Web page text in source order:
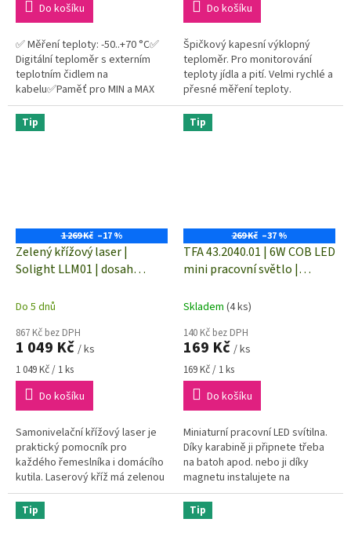
Do košíku
✅ Měření teploty: -50..+70 °C✅
Digitální teploměr s externím
teplotním čidlem na
kabelu✅Paměť pro MIN a MAX
teploty
Do košíku
Špičkový kapesní výklopný
teploměr. Pro monitorování
teploty jídla a pití. Velmi rychlé a
přesné měření teploty.
Senzorické tlačítko. Auto-
rotující displej. Anitmikrobiální...
Tip
1 269 Kč –17 %
Zelený křížový laser |
Solight LLM01 | dosah
samonivelace
Do 5 dnů
867 Kč bez DPH
1 049 Kč / ks
Měrná
cena:
1 049 Kč / 1 ks
Do košíku
Samonivelační křížový laser je
praktický pomocník pro
každého řemeslníka i domácího
kutila. Laserový kříž má zelenou
barvu. Samonivelace. Možnost
individuálního náklonu.
Tip
269 Kč –37 %
TFA 43.2040.01 | 6W COB LED
mini pracovní světlo |
otvírák | magnet
Skladem (4 ks)
140 Kč bez DPH
169 Kč / ks
Měrná
cena:
169 Kč / 1 ks
Do košíku
Miniaturní pracovní LED svítilna.
Díky karabině ji připnete třeba
na batoh apod. nebo ji díky
magnetu instalujete na
magnetické povrchy a nebo ji
prostě díky výklopnému
stojánku...
Tip Tip